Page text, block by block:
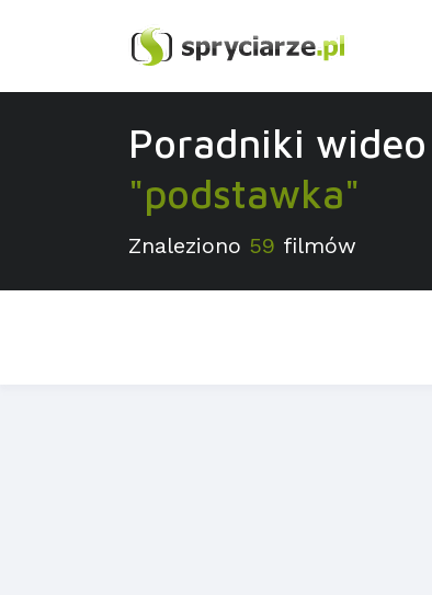
Poradniki
"podstawka"
Znaleziono 59 filmów